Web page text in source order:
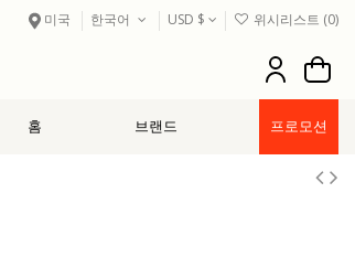
미국 한국어 USD $ 위시리스트 (0)
홈 브랜드 프로모션